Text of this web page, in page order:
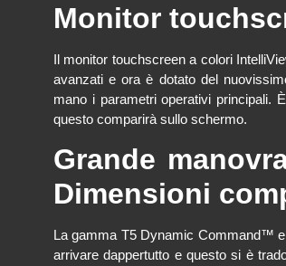
Monitor
Il monitor touchscreen a colori
avanzati e ora è dotato del
mano i parametri operativi principali.
questo comparirà sullo schermo.
Grande
Dimensioni
La gamma T5 Dynamic Command™
arrivare dappertutto e questo si è